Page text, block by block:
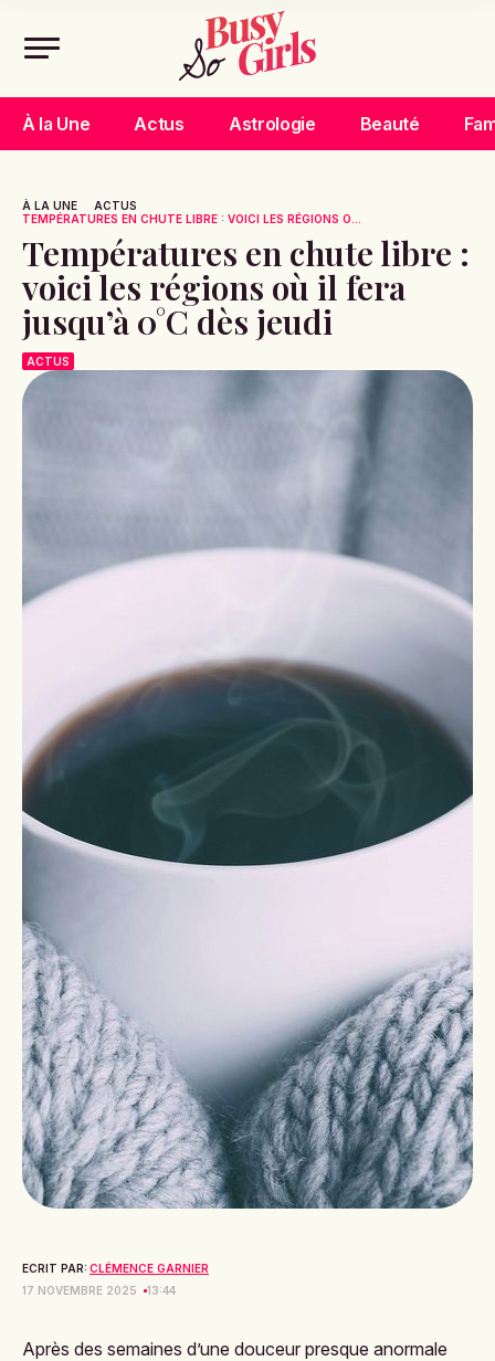
À la Une Actus Astrologie Beauté
À LA UNE
ACTUS
TEMPÉRATURES EN CHUTE LIBRE : VOICI LES RÉGIONS O...
Températures en chute libre :
voici les régions où il fera
jusqu’à 0°C dès jeudi
ACTUS
ECRIT PAR: CLÉMENCE GARNIER
17 NOVEMBRE 2025
13:44
Après des semaines d’une douceur presque anormale